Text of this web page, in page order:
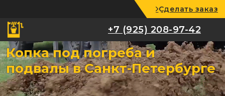
+7 (925) 208-97-42
Сделать заказ
+7 (925) 208-97-42
Копка под погреба и
подвалы в Санкт-Петербурге